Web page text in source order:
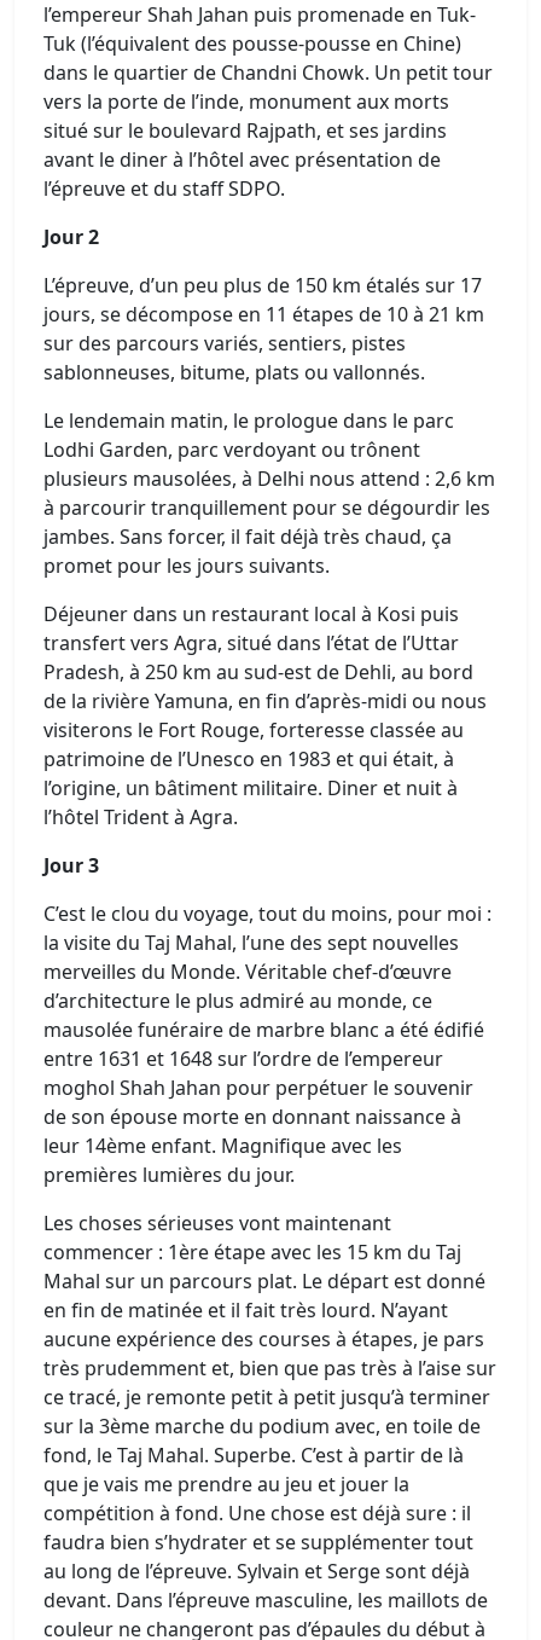
l’empereur Shah Jahan puis promenade en Tuk-
Tuk (l’équivalent des pousse-pousse en Chine)
dans le quartier de Chandni Chowk. Un petit tour
vers la porte de l’inde, monument aux morts
situé sur le boulevard Rajpath, et ses jardins
avant le diner à l’hôtel avec présentation de
l’épreuve et du staff SDPO.
Jour 2
L’épreuve, d’un peu plus de 150 km étalés sur 17
jours, se décompose en 11 étapes de 10 à 21 km
sur des parcours variés, sentiers, pistes
sablonneuses, bitume, plats ou vallonnés.
Le lendemain matin, le prologue dans le parc
Lodhi Garden, parc verdoyant ou trônent
plusieurs mausolées, à Delhi nous attend : 2,6 km
à parcourir tranquillement pour se dégourdir les
jambes. Sans forcer, il fait déjà très chaud, ça
promet pour les jours suivants.
Déjeuner dans un restaurant local à Kosi puis
transfert vers Agra, situé dans l’état de l’Uttar
Pradesh, à 250 km au sud-est de Dehli, au bord
de la rivière Yamuna, en fin d’après-midi ou nous
visiterons le Fort Rouge, forteresse classée au
patrimoine de l’Unesco en 1983 et qui était, à
l’origine, un bâtiment militaire. Diner et nuit à
l’hôtel Trident à Agra.
Jour 3
C’est le clou du voyage, tout du moins, pour moi :
la visite du Taj Mahal, l’une des sept nouvelles
merveilles du Monde. Véritable chef-d’œuvre
d’architecture le plus admiré au monde, ce
mausolée funéraire de marbre blanc a été édifié
entre 1631 et 1648 sur l’ordre de l’empereur
moghol Shah Jahan pour perpétuer le souvenir
de son épouse morte en donnant naissance à
leur 14ème enfant. Magnifique avec les
premières lumières du jour.
Les choses sérieuses vont maintenant
commencer : 1ère étape avec les 15 km du Taj
Mahal sur un parcours plat. Le départ est donné
en fin de matinée et il fait très lourd. N’ayant
aucune expérience des courses à étapes, je pars
très prudemment et, bien que pas très à l’aise sur
ce tracé, je remonte petit à petit jusqu’à terminer
sur la 3ème marche du podium avec, en toile de
fond, le Taj Mahal. Superbe. C’est à partir de là
que je vais me prendre au jeu et jouer la
compétition à fond. Une chose est déjà sure : il
faudra bien s’hydrater et se supplémenter tout
au long de l’épreuve. Sylvain et Serge sont déjà
devant. Dans l’épreuve masculine, les maillots de
couleur ne changeront pas d’épaules du début à